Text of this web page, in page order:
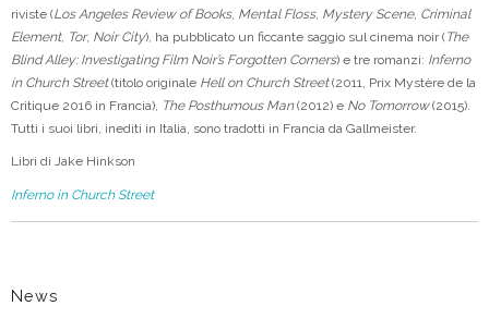
riviste (Los Angeles Review of Books, Mental Floss, Mystery Scene, Criminal
Element, Tor, Noir City), ha pubblicato un ficcante saggio sul cinema noir ( The
Blind Alley: Investigating Film Noir’s Forgotten Corners) e tre romanzi: Inferno
in Church Street(titolo originale Hell on Church Street(2011, Prix Mystère de la
Critique 2016 in Francia), The Posthumous Man(2012) e No Tomorrow(2015).
Tutti i suoi libri, inediti in Italia, sono tradotti in Francia da Gallmeister.
Libri di Jake Hinkson
Inferno in Church Street
News